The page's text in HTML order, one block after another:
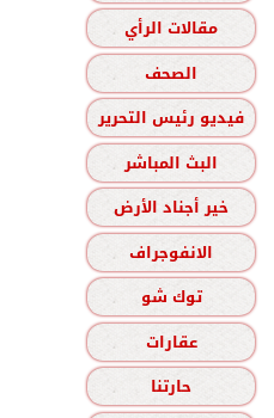
مقالات الرأي
الصحف
فيديو رئيس التحرير
البث المباشر
خير أجناد الأرض
الانفوجراف
توك شو
عقارات
حارتنا